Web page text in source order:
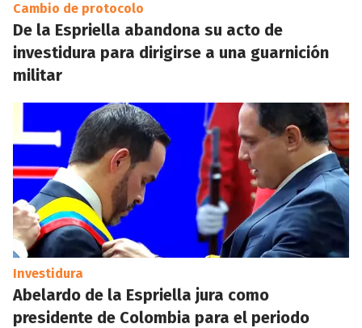
Cambio de protocolo
De la Espriella abandona su acto de
investidura para dirigirse a una guarnición
militar
Investidura
Abelardo de la Espriella jura como
presidente de Colombia para el periodo